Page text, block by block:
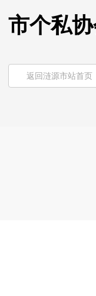
市个私
返回涟源市站首页